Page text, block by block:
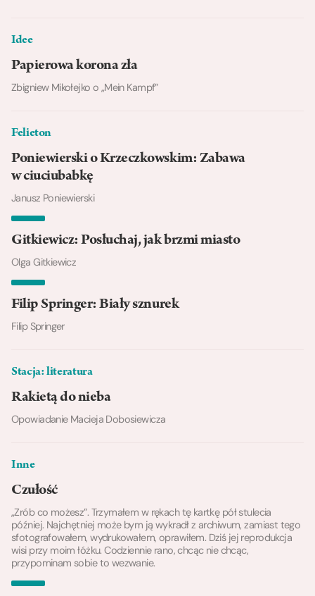
Idee
Papierowa korona zła
Zbigniew Mikołejko o „Mein Kampf”
Felieton
Poniewierski o Krzeczkowskim: Zabawa
w ciuciubabkę
Janusz Poniewierski
Gitkiewicz: Posłuchaj, jak brzmi miasto
Olga Gitkiewicz
Filip Springer: Biały sznurek
Filip Springer
Stacja: literatura
Rakietą do nieba
Opowiadanie Macieja Dobosiewicza
Inne
Czułość
„Zrób co możesz”. Trzymałem w rękach tę kartkę pół stulecia
później. Najchętniej może bym ją wykradł z archiwum, zamiast tego
sfotografowałem, wydrukowałem, oprawiłem. Dziś jej reprodukcja
wisi przy moim łóżku. Codziennie rano, chcąc nie chcąc,
przypominam sobie to wezwanie.